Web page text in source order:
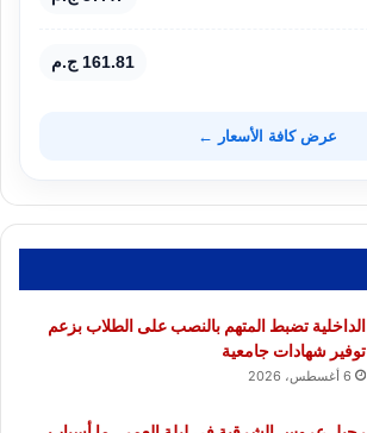
161.81 ج.م
عرض كافة الأسعار ←
الداخلية تضبط المتهم بالنصب على الطلاب بزعم
توفير شهادات جامعية
6 أغسطس، 2026